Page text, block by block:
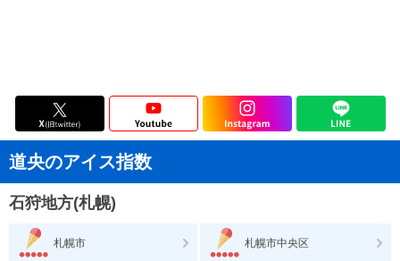
道央のアイス指数
石狩地方(札幌)
札幌市 札幌市中央区